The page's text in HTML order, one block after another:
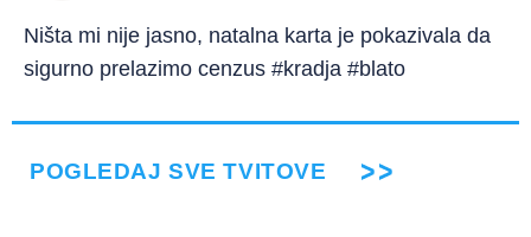
Ništa mi nije jasno, natalna karta je pokazivala da
sigurno prelazimo cenzus #kradja #blato
POGLEDAJ SVE TVITOVE